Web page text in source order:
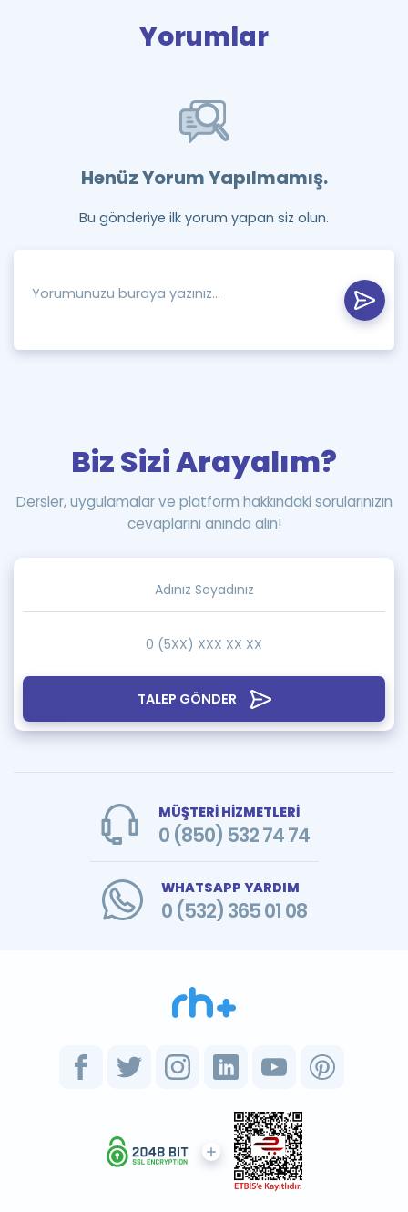
Yorumlar
Henüz Yorum Yapılmamış.
Bu gönderiye ilk yorum yapan siz olun.
TALEP GÖNDER
Biz Sizi Arayalım?
Dersler, uygulamalar ve platform hakkındaki sorularınızın
cevaplarını anında alın!
MÜŞTERİ HİZMETLERİ
0 (850) 532 74 74
WHATSAPP YARDIM
0 (532) 365 01 08